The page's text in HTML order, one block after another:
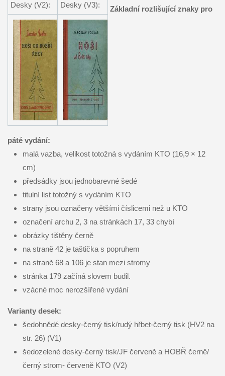
Desky (V2): Desky (V3): Základní rozlišující znaky pro
páté vydání:
malá vazba, velikost totožná s vydáním KTO (16,9 × 12
cm)
předsádky jsou jednobarevné šedé
titulní list totožný s vydáním KTO
strany jsou označeny většími číslicemi než u KTO
označení archu 2, 3 na stránkách 17, 33 chybí
obrázky tištěny černě
na straně 42 je taštička s popruhem
na straně 68 a 106 je stan mezi stromy
stránka 179 začíná slovem budil.
vzácné moc nerozšířené vydání
Varianty desek:
šedohnědé desky-černý tisk/rudý hřbet-černý tisk (HV2 na
str. 26) (V1)
šedozelené desky-černý tisk/JF červeně a HOBŘ černě/
černý strom- červeně KTO (V2)